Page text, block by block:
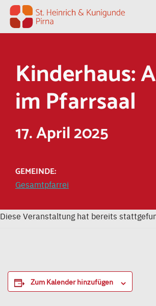
Zum Inhalt springen
Kinderhaus:
im Pfarrsaal
17. April 2025
GEMEINDE:
Gesamtpfarrei
Diese Veranstaltung hat bereits
Zum Kalender hinzufügen